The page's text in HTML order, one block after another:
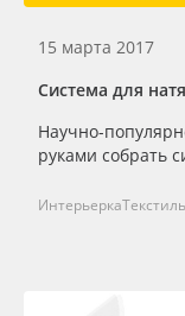
15 марта 2017
Система для
Научно-
руками собрать
ИнтерьеркаТекстиль